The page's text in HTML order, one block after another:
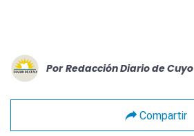
Por Redacción Diario de Cuyo
Compartir